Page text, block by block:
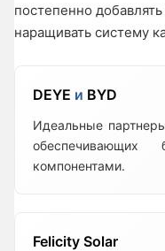
постепенно
наращивать систему
DEYE и BYD
Идеальные
компонентами.
Felicity Solar